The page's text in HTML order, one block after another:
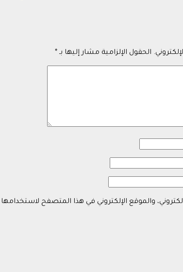
الحقول الإلزامية مشار إليها بـ *
والموقع الإلكتروني في هذا المتصفح